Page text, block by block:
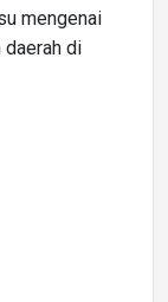
mengenai
daerah di